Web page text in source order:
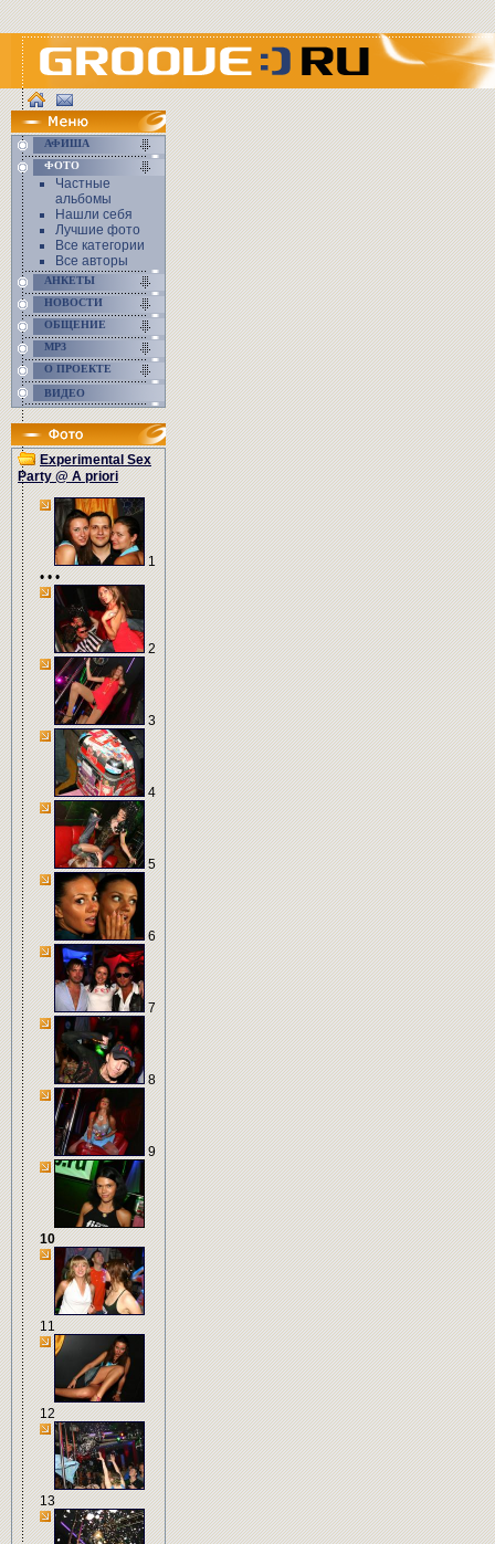
АФИША
ФОТО
Частные
альбомы
Нашли себя
Лучшие фото
Все категории
Все авторы
АНКЕТЫ
НОВОСТИ
ОБЩЕНИЕ
MP3
О ПРОЕКТЕ
ВИДЕО
Experimental Sex
Party @ A priori
1
• • •
2
3
4
5
6
7
8
9
10
11
12
13